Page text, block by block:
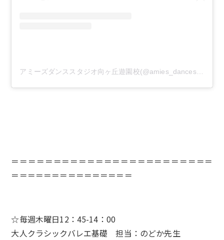
アミーズダンススタジオ向ヶ丘遊園校(@amies_dancestudio)がシェアした投稿
＝＝＝＝＝＝＝＝＝＝＝＝＝＝＝＝＝＝＝＝＝＝＝＝
＝＝＝＝＝＝＝＝＝＝＝＝＝＝＝
☆毎週木曜日12：45-14：00
大人クラシックバレエ基礎 担当：のどか先生